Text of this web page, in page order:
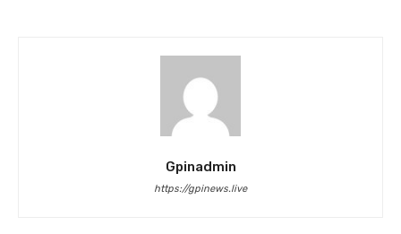
Gpinadmin
https://gpinews.live